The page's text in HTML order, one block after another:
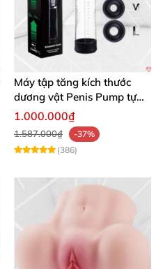
Máy tập tăng kích thước
dương vật Penis Pump tự
động bơm hút chân không
1.000.000₫
1.587.000₫
-37%
(386)